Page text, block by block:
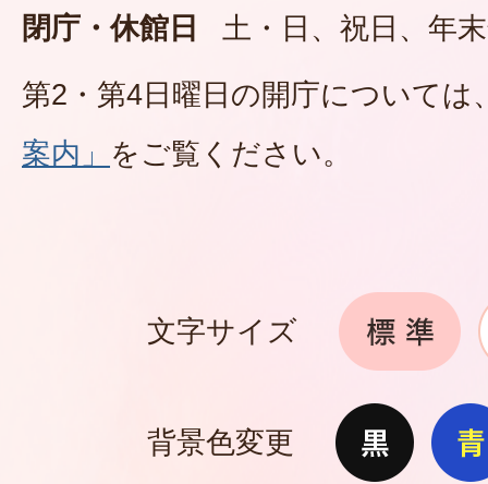
閉庁・休館日
土・日、祝日、年
第2・第4日曜日の開庁については
案内」 をご覧ください。
文字サイズ
背景色変更